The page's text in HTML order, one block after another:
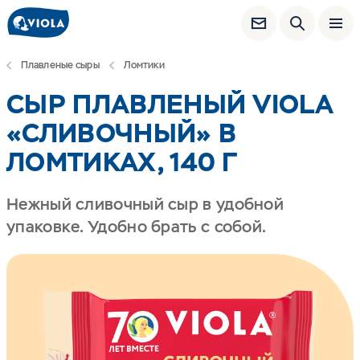
Плавленые сыры Ломтики
СЫР ПЛАВЛЕНЫЙ VIOLA
«СЛИВОЧНЫЙ» В
ЛОМТИКАХ, 140 Г
Нежный сливочный сыр в удобной
упаковке. Удобно брать с собой.